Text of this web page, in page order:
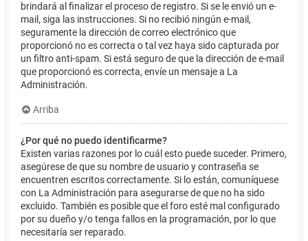
brindará al finalizar el proceso de registro. Si se le envió un e-
mail, siga las instrucciones. Si no recibió ningún e-mail,
seguramente la dirección de correo electrónico que
proporcionó no es correcta o tal vez haya sido capturada por
un filtro anti-spam. Si está seguro de que la dirección de e-mail
que proporcionó es correcta, envíe un mensaje a La
Administración.
Arriba
¿Por qué no puedo identificarme?
Existen varias razones por lo cuál esto puede suceder. Primero,
asegúrese de que su nombre de usuario y contraseña se
encuentren escritos correctamente. Si lo están, comuníquese
con La Administración para asegurarse de que no ha sido
excluido. También es posible que el foro esté mal configurado
por su dueño y/o tenga fallos en la programación, por lo que
necesitaría ser reparado.